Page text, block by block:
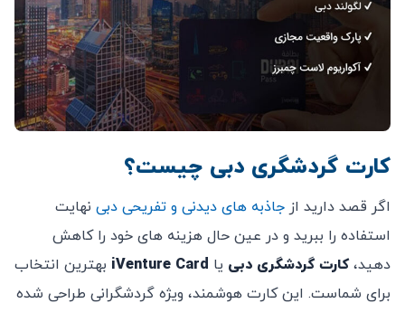
کارت گردشگری دبی چیست؟
اگر قصد دارید از جاذبه ‌های دیدنی و تفریحی دبی نهایت
استفاده را ببرید و در عین حال هزینه ‌های خود را کاهش
دهید،کارت گردشگری دبی یا iVenture Card بهترین انتخاب
برای شماست. این کارت هوشمند، ویژه گردشگرانی طراحی شده